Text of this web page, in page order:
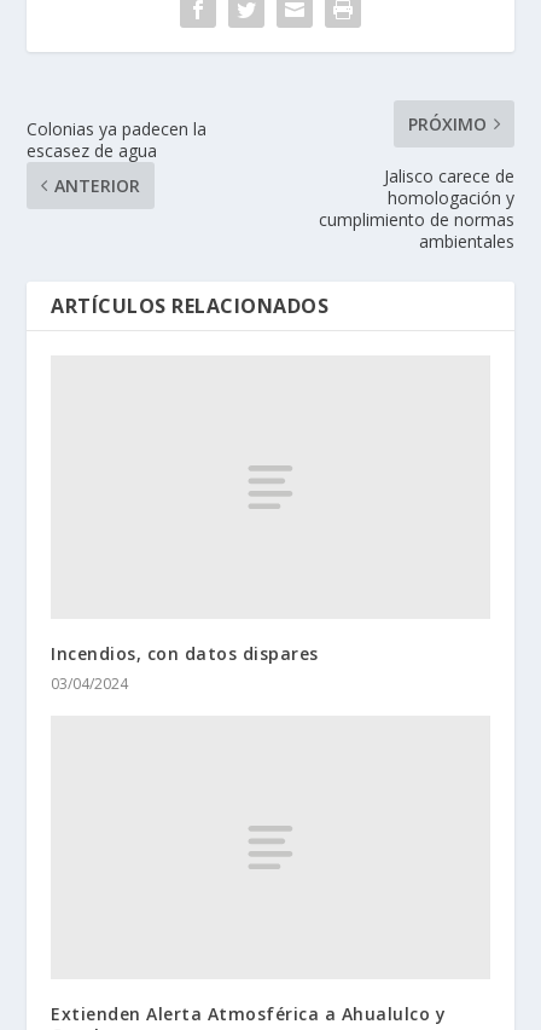
Colonias ya padecen la
escasez de agua
ANTERIOR
PRÓXIMO
Jalisco carece de
homologación y
cumplimiento de normas
ambientales
ARTÍCULOS RELACIONADOS
Incendios, con datos dispares
03/04/2024
Extienden Alerta Atmosférica a Ahualulco y